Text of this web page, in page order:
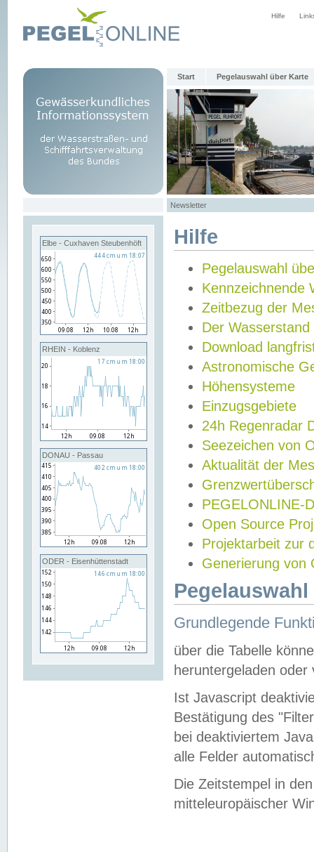
Hilfe
Start Pegelauswahl über Karte
Newsletter
Elbe - Cuxhaven Steubenhöft
RHEIN - Koblenz
DONAU - Passau
ODER - Eisenhüttenstadt
Hilfe
Pegelauswahl
Kennzeichnende
Zeitbezug der
Der Wasserstand
Download
Astronomische
Höhensysteme
Einzugsgebiete
24h Regenradar
Seezeichen von
Aktualität der
PEGELONLINE-
Open Source
Projektarbeit zur
Generierung von
Grundlegende
über die Tabelle
heruntergeladen oder
Ist Javascript
Bestätigung des
bei deaktiviertem
alle Felder
Die Zeitstempel in
mitteleuropäischer